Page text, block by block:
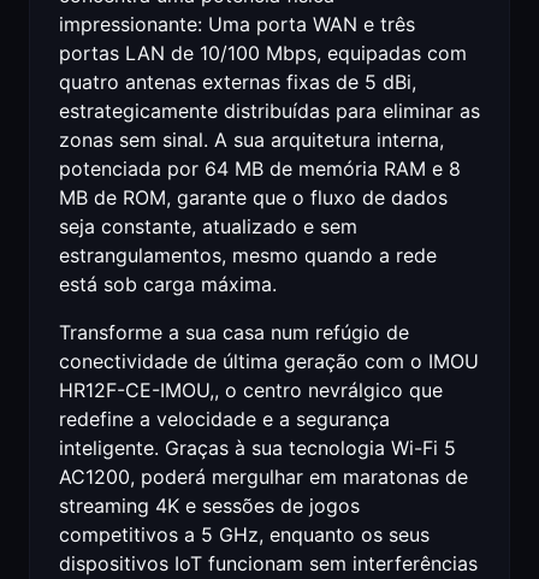
impressionante: Uma porta WAN e três
portas LAN de 10/100 Mbps, equipadas com
quatro antenas externas fixas de 5 dBi,
estrategicamente distribuídas para eliminar as
zonas sem sinal. A sua arquitetura interna,
potenciada por 64 MB de memória RAM e 8
MB de ROM, garante que o fluxo de dados
seja constante, atualizado e sem
estrangulamentos, mesmo quando a rede
está sob carga máxima.
Transforme a sua casa num refúgio de
conectividade de última geração com o IMOU
HR12F-CE-IMOU,, o centro nevrálgico que
redefine a velocidade e a segurança
inteligente. Graças à sua tecnologia Wi-Fi 5
AC1200, poderá mergulhar em maratonas de
streaming 4K e sessões de jogos
competitivos a 5 GHz, enquanto os seus
dispositivos IoT funcionam sem interferências